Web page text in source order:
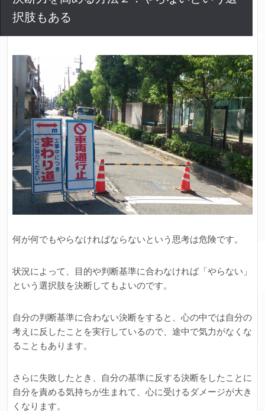
択肢もある
何が何でもやらなければならないという思考は危険です。
状況によって、目的や判断基準に合わなければ「やらない」
という選択肢を決断してもよいのです。
自分の判断基準に合わない決断をすると、心の中では自分の
考えに反したことを実行しているので、途中で気力がなくな
ることもあります。
さらに失敗したとき、自分の基準に反する決断をしたことに
自分を責める気持ちが生まれて、心に受けるダメージが大き
くなります。